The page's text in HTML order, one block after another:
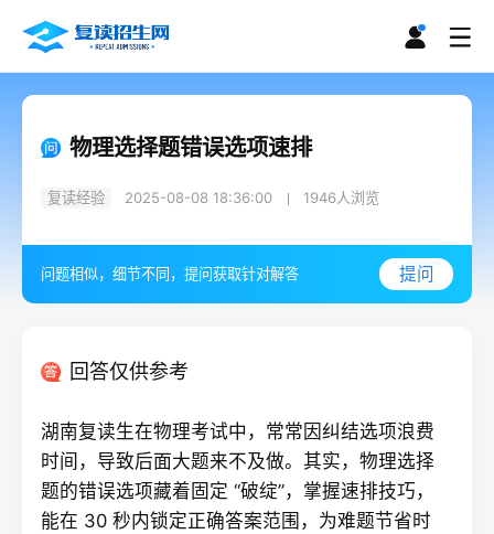
物理选择题错误选项速排
复读经验 2025-08-08 18:36:00 1946人浏览
问题相似，细节不同，提问获取针对解答 提问
回答仅供参考
湖南复读生在物理考试中，常常因纠结选项浪费
时间，导致后面大题来不及做。其实，物理选择
题的错误选项藏着固定 “破绽”，掌握速排技巧，
能在 30 秒内锁定正确答案范围，为难题节省时